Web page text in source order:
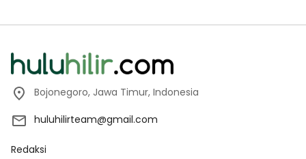
Bojonegoro, Jawa Timur, Indonesia
huluhilirteam@gmail.com
Redaksi